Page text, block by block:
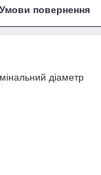
Умови повернення
діаметр